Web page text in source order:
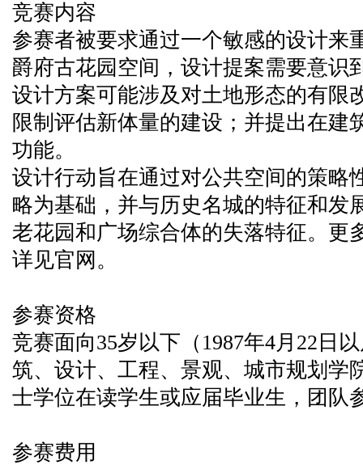
竞赛内容
参赛者被要求通过一个敏感的设计来
爵府古花园空间，设计提案需要意识
设计方案可能涉及对土地形态的有限
限制评估新体量的建设；并提出在建
功能。
设计行动旨在通过对公共空间的策略
略为基础，并与历史名城的特征和发
老花园和广场综合体的失落特征。更
详见官网。
参赛资格
竞赛面向35岁以下（1987年4月22日
筑、设计、工程、景观、城市规划学
士学位在读学生或应届毕业生，团队
参赛费用